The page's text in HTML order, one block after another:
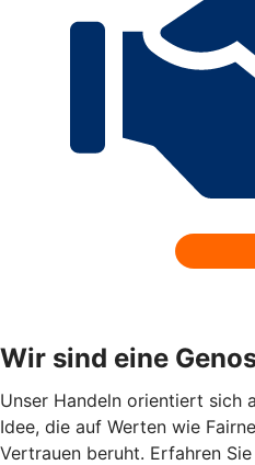
Wir sind eine
Unser Handeln orientiert sich
Idee, die auf Werten wie
Vertrauen beruht. Erfahren